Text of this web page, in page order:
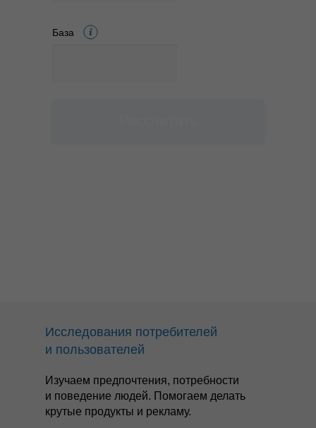
База
Изучаем предпочтения, потребности
и поведение людей. Помогаем делать
крутые продукты и рекламу.
Исследования потребителей
и пользователей